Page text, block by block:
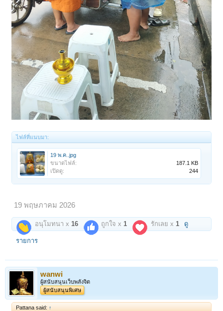
ไฟล์ที่แนบมา:
19 พ.ค..jpg
ขนาดไฟล์:
187.1 KB
เปิดดู:
244
19 พฤษภาคม 2026
อนุโมทนา x 16 ถูกใจ x 1 รักเลย x 1 ดู
รายการ
wanwi
ผู้สนับสนุนเว็บพลังจิต
ผู้สนับสนุนพิเศษ
Pattana said: ↑